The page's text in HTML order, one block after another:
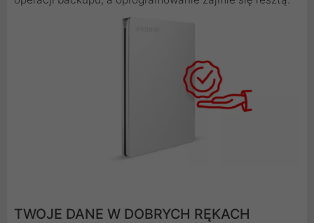
TWOJE DANE W DOBRYCH RĘKACH